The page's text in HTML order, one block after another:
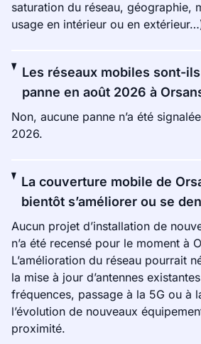
saturation du réseau, géographie,
usage en intérieur ou en
Les réseaux mobiles sont-
panne en août 2026 à
Non, aucune panne n’a été
2026.
La couverture mobile de
bientôt s’améliorer ou se
Aucun projet d’installation de
n’a été recensé pour le moment à
L’amélioration du réseau pourrait
la mise à jour d’antennes
fréquences, passage à la 5G ou à
l’évolution de nouveaux
proximité.